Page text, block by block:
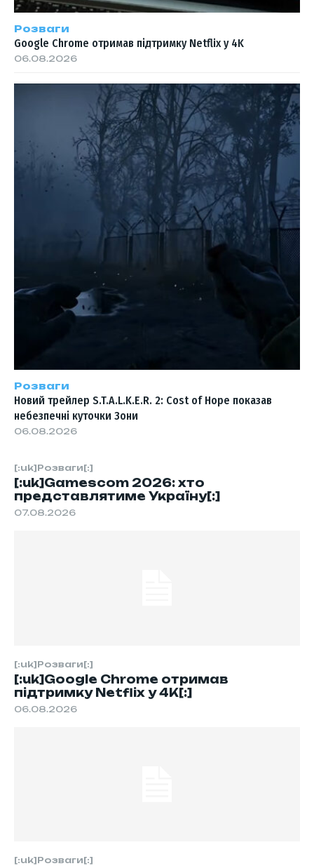
[:uk]Розваги[:]
[:uk]Gamescom 2026: хто
представлятиме Україну[:]
07.08.2026
[:uk]Розваги[:]
[:uk]Google Chrome отримав
підтримку Netflix у 4K[:]
06.08.2026
[:uk]Розваги[:]
Розваги
Google Chrome отримав підтримку Netflix у 4K
06.08.2026
Розваги
Новий трейлер S.T.A.L.K.E.R. 2: Cost of Hope показав
небезпечні куточки Зони
06.08.2026